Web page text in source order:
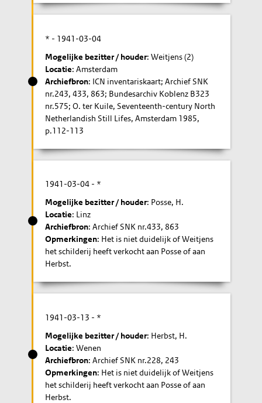
* - 1941-03-04
Mogelijke bezitter / houder: Weitjens (2)
Locatie: Amsterdam
Archiefbron: ICN inventariskaart; Archief SNK
nr.243, 433, 863; Bundesarchiv Koblenz B323
nr.575; O. ter Kuile, Seventeenth-century North
Netherlandish Still Lifes, Amsterdam 1985,
p.112-113
1941-03-04 - *
Mogelijke bezitter / houder: Posse, H.
Locatie: Linz
Archiefbron: Archief SNK nr.433, 863
Opmerkingen: Het is niet duidelijk of Weitjens
het schilderij heeft verkocht aan Posse of aan
Herbst.
1941-03-13 - *
Mogelijke bezitter / houder: Herbst, H.
Locatie: Wenen
Archiefbron: Archief SNK nr.228, 243
Opmerkingen: Het is niet duidelijk of Weitjens
het schilderij heeft verkocht aan Posse of aan
Herbst.